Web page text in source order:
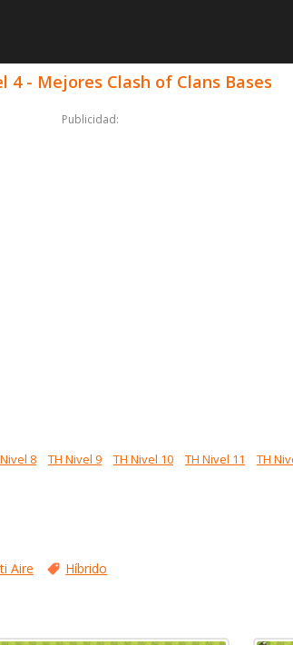
- Mejores Clash of Clans Bases
Publicidad:
8 TH Nivel 9 TH Nivel 10 TH Nivel 11
TH
Aire Híbrido